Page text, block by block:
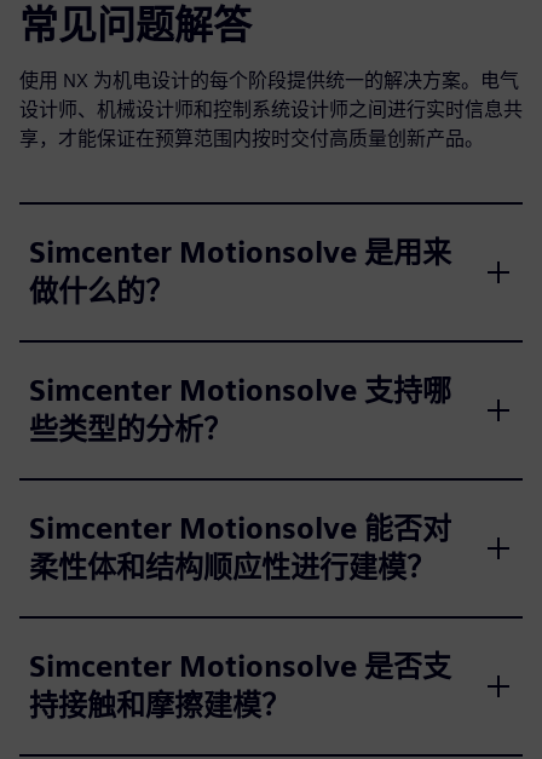
常见问题解答
使用 NX 为机电设计的每个阶段提供统一的解决方案。电气
设计师、机械设计师和控制系统设计师之间进行实时信息共
享，才能保证在预算范围内按时交付高质量创新产品。
Simcenter Motionsolve 是用来
做什么的？
Simcenter Motionsolve 支持哪
些类型的分析？
Simcenter Motionsolve 能否对
柔性体和结构顺应性进行建模？
Simcenter Motionsolve 是否支
持接触和摩擦建模？